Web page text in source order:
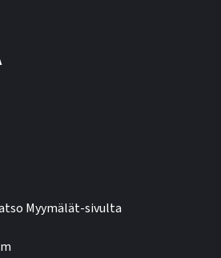
Myymälät-sivulta